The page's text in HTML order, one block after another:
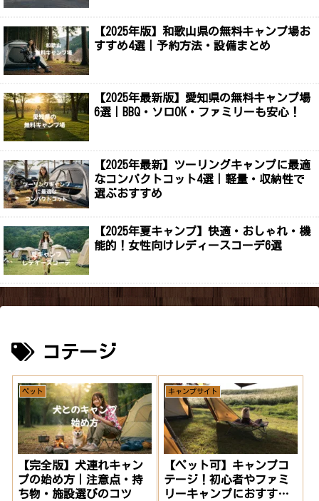
【2025年版】和歌山県の無料キャンプ場お
すすめ4選｜予約方法・設備まとめ
【2025年最新版】愛知県の無料キャンプ場
6選｜BBQ・ソロOK・ファミリーも安心！
【2025年最新】ツーリングキャンプに最適
なコンパクトコット4選｜軽量・収納性で
選ぶおすすめ
【2025年夏キャンプ】快適・おしゃれ・機
能的！女性向けレディースコーデ6選
コテージ
ペット
【完全版】犬連れキャン
プの始め方｜注意点・持
ち物・施設選びのコツ
キャンプサイト
【ペット可】キャンプコ
テージ！初心者やファミ
リーキャンプにおすす